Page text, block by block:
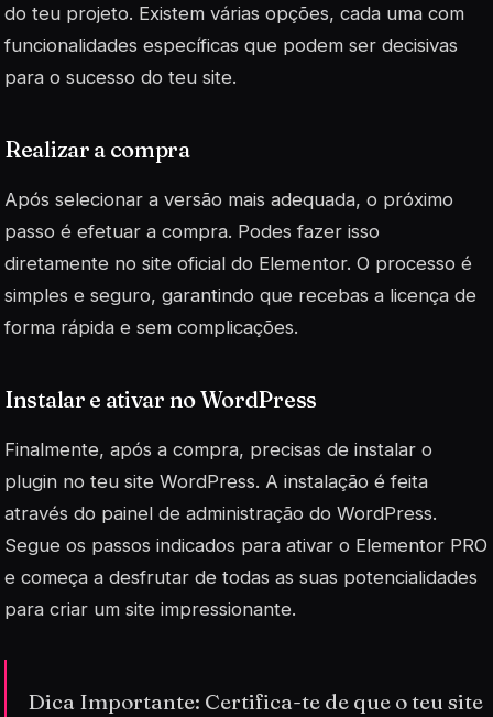
do teu projeto. Existem várias opções, cada uma com
funcionalidades específicas que podem ser decisivas
para o sucesso do teu site.
Realizar a compra
Após selecionar a versão mais adequada, o próximo
passo é efetuar a compra. Podes fazer isso
diretamente no site oficial do Elementor. O processo é
simples e seguro, garantindo que recebas a licença de
forma rápida e sem complicações.
Instalar e ativar no WordPress
Finalmente, após a compra, precisas de instalar o
plugin no teu site WordPress. A instalação é feita
através do painel de administração do WordPress.
Segue os passos indicados para ativar o Elementor PRO
e começa a desfrutar de todas as suas potencialidades
para criar um site impressionante.
Dica Importante: Certifica-te de que o teu site